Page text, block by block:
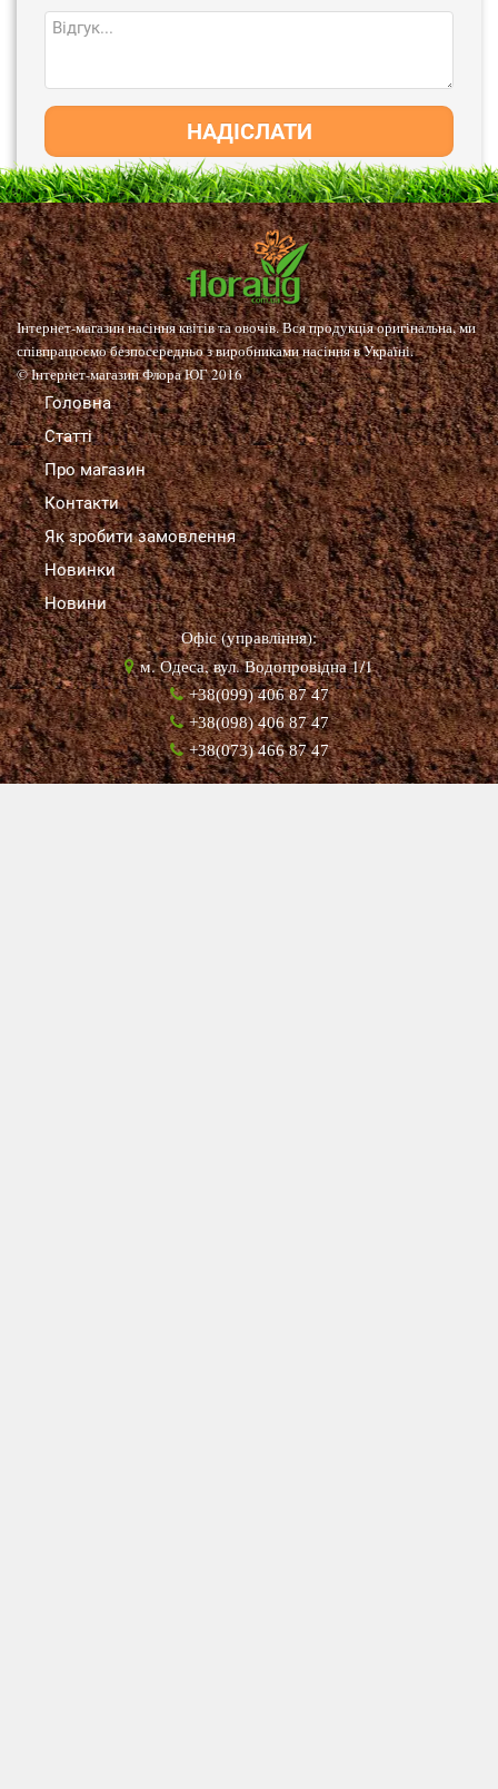
НАДІСЛАТИ
Інтернет-магазин насіння квітів та овочів. Вся продукція оригінальна, ми
співпрацюємо безпосередньо з виробниками насіння в Україні.
© Інтернет-магазин Флора ЮГ 2016
Головна
Статті
Про магазин
Контакти
Як зробити замовлення
Новинки
Новини
Офіс (управління):
м. Одеса, вул. Водопровідна 1/1
+38(099) 406 87 47
+38(098) 406 87 47
+38(073) 466 87 47